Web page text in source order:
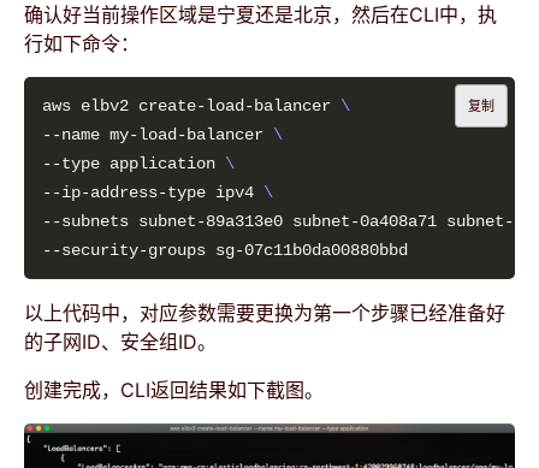
确认好当前操作区域是宁夏还是北京，然后在CLI中，执
行如下命令：
aws elbv2 create-load-balancer
--name my-load-balancer
--type application
--ip-address-type ipv4
--subnets subnet-89a313e0 subnet-0a408a71 subnet-
复制
以上代码中，对应参数需要更换为第一个步骤已经准备好
的子网ID、安全组ID。
创建完成，CLI返回结果如下截图。